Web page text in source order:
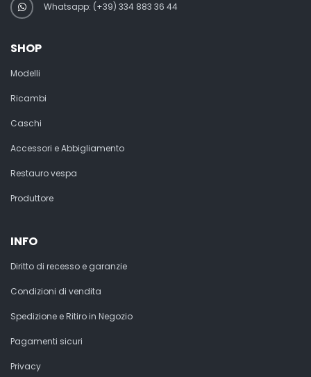
Whatsapp: (+39) 334 883 36 44
SHOP
Modelli
Ricambi
Caschi
Accessori e Abbigliamento
Restauro vespa
Produttore
INFO
Diritto di recesso e garanzie
Condizioni di vendita
Spedizione e Ritiro in Negozio
Pagamenti sicuri
Privacy